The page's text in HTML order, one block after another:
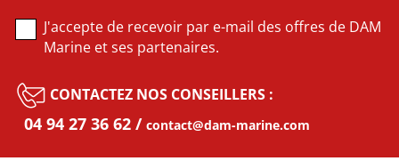
J'accepte de recevoir par e-mail des offres de DAM
Marine et ses partenaires.
CONTACTEZ NOS CONSEILLERS :
04 94 27 36 62 contact@dam-marine.com